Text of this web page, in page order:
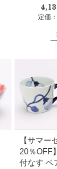
定価
【サマー
20％
付なす ペ